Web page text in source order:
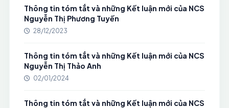
Thông tin tóm tắt và những Kết luận mới của NCS
Nguyễn Thị Phương Tuyến
28/12/2023
Thông tin tóm tắt và những Kết luận mới của NCS
Nguyễn Thị Thảo Anh
02/01/2024
Thông tin tóm tắt và những Kết luận mới của NCS